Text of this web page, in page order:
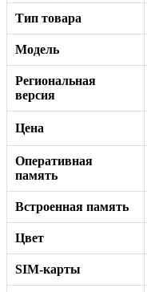
Тип товара
Модель
Региональная
версия
Цена
Оперативная
память
Встроенная память
Цвет
SIM-карты